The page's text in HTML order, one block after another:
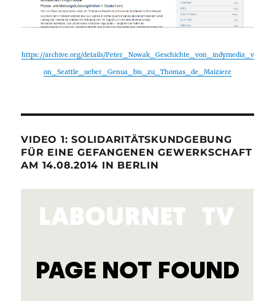
https://archive.org/details/Peter_Nowak_Geschichte_von_indymedia_v
on_Seattle_ueber_Genua_bis_zu_Thomas_de_Maiziere
VIDEO 1: SOLIDARITÄTSKUNDGEBUNG
FÜR EINE GEFANGENEN GEWERKSCHAFT
AM 14.08.2014 IN BERLIN